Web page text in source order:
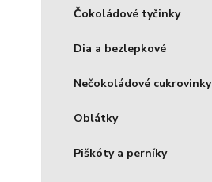
Čokoládové tyčinky
Dia a bezlepkové
Nečokoládové cukrovinky
Oblátky
Piškóty a perníky